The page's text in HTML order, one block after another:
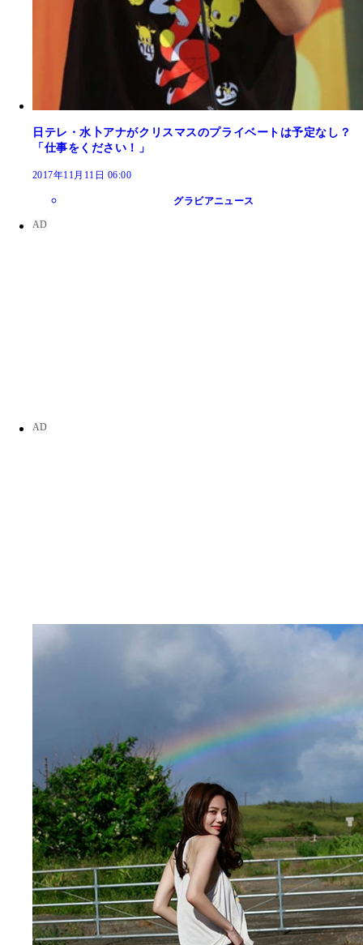
日テレ・水卜アナがクリスマスのプライベートは予定なし？
「仕事をください！」
2017年11月11日 06:00
グラビアニュース